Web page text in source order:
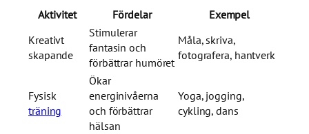
Aktivitet
Fördelar
Exempel
Kreativt
skapande
Stimulerar
fantasin och
förbättrar humöret
Måla, skriva,
fotografera, hantverk
Fysisk
träning
Ökar
energinivåerna
och förbättrar
hälsan
Yoga, jogging,
cykling, dans